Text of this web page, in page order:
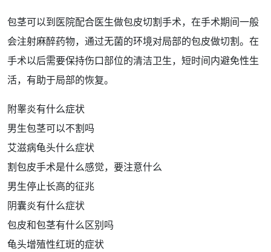
包茎可以到医院配合医生做包皮切割手术，在手术期间一般
会注射麻醉药物，通过无菌的环境对局部的包皮做切割。在
手术以后需要保持伤口部位的清洁卫生，短时间内避免性生
活，有助于局部的恢复。
附睾炎有什么症状
男生包茎可以不割吗
艾滋病龟头什么症状
割包皮手术是什么感觉，要注意什么
男生停止长高的征兆
阴囊炎有什么症状
包皮和包茎有什么区别吗
龟头增殖性红斑的症状